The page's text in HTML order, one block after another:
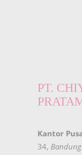
PT.
Kantor
34, Bandung